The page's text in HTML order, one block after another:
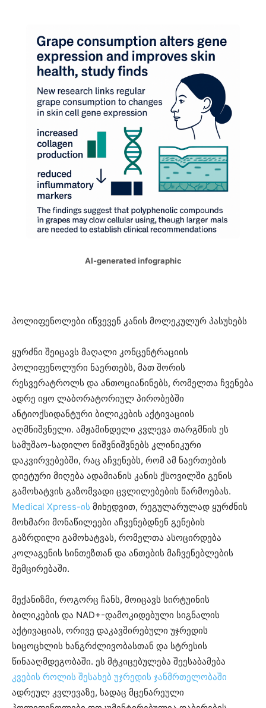
AI-generated infographic
პოლიფენოლები იწვევენ კანის მოლეკულურ პასუხებს
ყურძნი შეიცავს მაღალი კონცენტრაციის
პოლიფენოლური ნაერთებს, მათ შორის
რესვერატროლს და ანთოციანინებს, რომელთა ჩვენება
ადრე იყო ლაბორატორიულ პირობებში
ანტიოქსიდანტური ბილიკების აქტივაციის
აღმნიშვნელი. ამჟამინდელი კვლევა თარგმნის ეს
სამუშაო-სადილო ნიშვნიშვნებს კლინიკური
დაკვირვებებში, რაც აჩვენებს, რომ ამ ნაერთების
დიეტური მიღება ადამიანის კანის ქსოვილში გენის
გამოხატვის გაზომვადი ცვლილებების წარმოებას.
Medical Xpress-ის მიხედვით, რეგულარულად ყურძნის
მოხმარი მონაწილეები აჩვენებდნენ გენების
გაზრდილი გამოხატვას, რომელთა ასოცირდება
კოლაგენის სინთეზთან და ანთების მაჩვენებლების
შემცირებაში.
მექანიზმი, როგორც ჩანს, მოიცავს სირტუინის
ბილიკების და NAD+-დამოკიდებული სიგნალის
აქტივაციას, ორივე დაკავშირებული უჯრედის
სიცოცხლის ხანგრძლივობასთან და სტრესის
წინააღმდეგობაში. ეს მტკიცებულება შეესაბამება
კვების როლის შესახებ უჯრედის ჯანმრთელობაში
ადრეულ კვლევაზე, სადაც მცენარეული